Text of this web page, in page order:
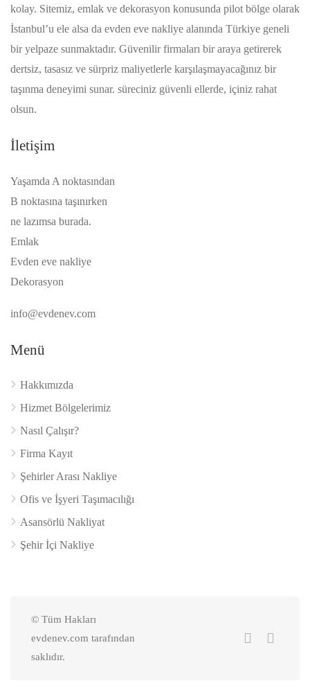
kolay. Sitemiz, emlak ve dekorasyon konusunda pilot bölge olarak
İstanbul’u ele alsa da evden eve nakliye alanında Türkiye geneli
bir yelpaze sunmaktadır. Güvenilir firmaları bir araya getirerek
dertsiz, tasasız ve sürpriz maliyetlerle karşılaşmayacağınız bir
taşınma deneyimi sunar. süreciniz güvenli ellerde, içiniz rahat
olsun.
İletişim
Yaşamda A noktasından
B noktasına taşınırken
ne lazımsa burada.
Emlak
Evden eve nakliye
Dekorasyon
info@evdenev.com
Menü
Hakkımızda
Hizmet Bölgelerimiz
Nasıl Çalışır?
Firma Kayıt
Şehirler Arası Nakliye
Ofis ve İşyeri Taşımacılığı
Asansörlü Nakliyat
Şehir İçi Nakliye
© Tüm Hakları
evdenev.com tarafından
saklıdır.